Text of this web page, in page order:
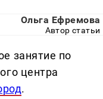
Ольга Ефремова
Автор статьи
занятие по
центра
.